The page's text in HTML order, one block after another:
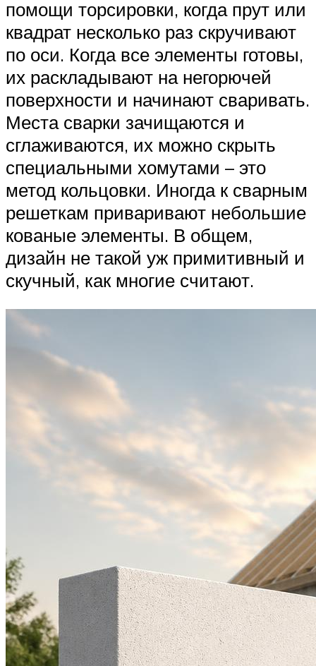
помощи торсировки, когда прут или
квадрат несколько раз скручивают
по оси. Когда все элементы готовы,
их раскладывают на негорючей
поверхности и начинают сваривать.
Места сварки зачищаются и
сглаживаются, их можно скрыть
специальными хомутами – это
метод кольцовки. Иногда к сварным
решеткам приваривают небольшие
кованые элементы. В общем,
дизайн не такой уж примитивный и
скучный, как многие считают.